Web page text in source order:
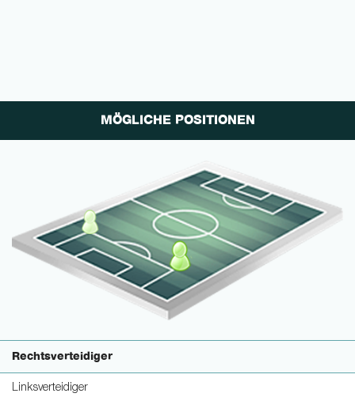
MÖGLICHE POSITIONEN
Rechtsverteidiger
Linksverteidiger